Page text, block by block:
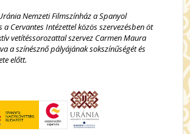
Nemzeti Filmszínház a Spanyol
a Cervantes Intézettel közös szervezésben öt
vetítéssorozattal szervez Carmen Maura
a színésznő pályájának sokszínűségét és
előtt.